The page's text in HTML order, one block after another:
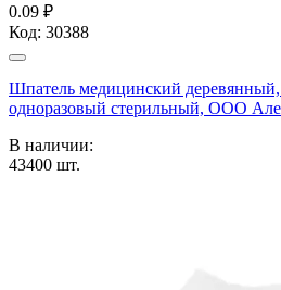
0.09 ₽
Код: 30388
Шпатель медицинский
одноразовый стерильный, ООО
В наличии:
43400 шт.